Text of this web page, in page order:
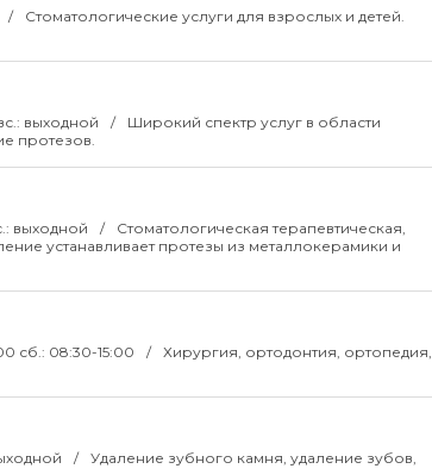
Стоматологические услуги для взрослых и детей.
выходной
Широкий спектр услуг в области
протезов.
выходной
Стоматологическая терапевтическая,
устанавливает протезы из металлокерамики и
сб.: 08:30-15:00
Хирургия, ортодонтия, ортопедия,
Удаление зубного камня, удаление зубов,